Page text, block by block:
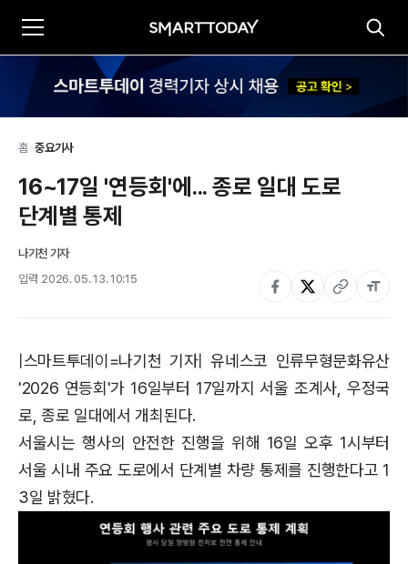
홈>중요기사
16~17일 '연등회'에... 종로 일대 도로
단계별 통제
나기천 기자
입력 2026. 05. 13. 10:15
|스마트투데이=나기천 기자| 유네스코 인류무형문화유산
'2026 연등회'가 16일부터 17일까지 서울 조계사, 우정국
로, 종로 일대에서 개최된다.
서울시는 행사의 안전한 진행을 위해 16일 오후 1시부터
서울 시내 주요 도로에서 단계별 차량 통제를 진행한다고 1
3일 밝혔다.